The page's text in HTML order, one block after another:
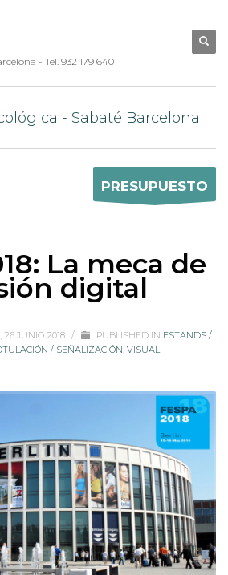
- Tel. 932 179 640
PRESUPUESTO
La meca de
digital
26 JUNIO 2018 / PUBLISHED IN ESTANDS /
/ SEÑALIZACIÓN, VISUAL